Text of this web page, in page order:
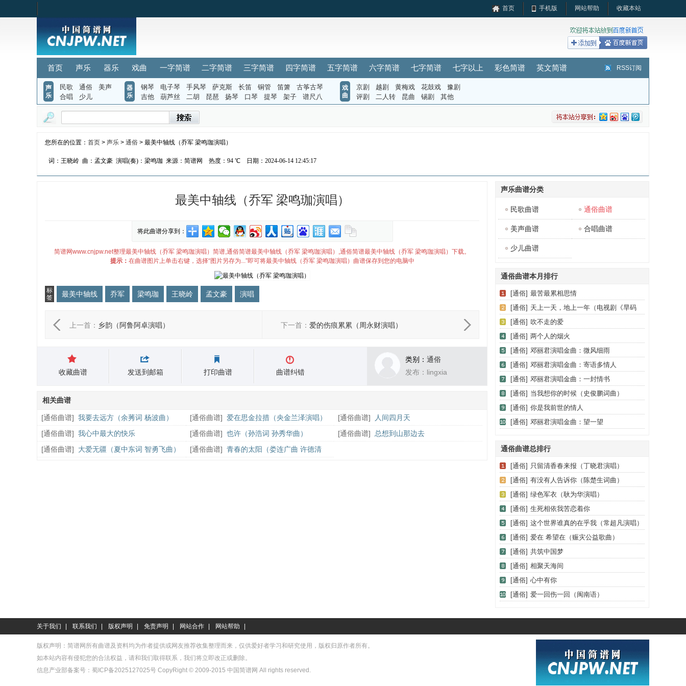
首页 手机版 网站帮助 收藏本站
首页 声乐 器乐 戏曲 一字简谱 二字简谱 三字简谱 四字简谱 五字简谱 六字简谱 七字简谱 七字以上 彩色简谱 英文简谱 RSS订阅
声
乐
民歌 通俗
美声
合唱
少儿
器
乐
钢琴 电子琴 手风琴 萨克斯 长笛 铜管 笛箫
古筝古琴
吉他
葫芦丝 二胡 琵琶 扬琴 口琴 提琴 架子 谱尺八
戏
曲
京剧 越剧 黄梅戏 花鼓戏
豫剧
评剧
二人转 昆曲 锡剧 其他
您所在的位置： 首页 > 声乐 > 通俗 > 最美中轴线（乔军 梁鸣珈演唱）
词：王晓岭 曲：孟文豪 演唱(奏)：梁鸣珈 来源：简谱网 热度： 94 ℃ 日期：2024-06-14 12:45:17
最美中轴线（乔军 梁鸣珈演唱）
将此曲谱分享到：
简谱网www.cnjpw.net整理最美中轴线（乔军 梁鸣珈演唱）简谱,通俗简谱最美中轴线（乔军 梁鸣珈演唱）,通俗简谱最美中轴线（乔军 梁鸣珈演唱）下载。
提示： 在曲谱图片上单击右键，选择“图片另存为...”即可将最美中轴线（乔军 梁鸣珈演唱）曲谱保存到您的电脑中
标
签
最美中轴线 乔军 梁鸣珈 王晓岭 孟文豪 演唱
上一首： 乡韵（阿鲁阿卓演唱） 下一首： 爱的伤痕累累（周永财演唱）
收藏曲谱 发送到邮箱 打印曲谱 曲谱纠错
类别： 通俗
发布：lingxia
相关曲谱
[通俗曲谱] 我要去远方（余莠词 杨波曲） [通俗曲谱] 爱在思金拉措（央金兰泽演唱） [通俗曲谱]
人间四月天
[通俗曲谱] 我心中最大的快乐 [通俗曲谱] 也许（孙浩词 孙秀华曲） [通俗曲谱]
总想到山那边去
[通俗曲谱] 大爱无疆（夏中东词 智勇飞曲） [通俗曲谱] 青春的太阳（娄连广曲 许德清
声乐曲谱分类
民歌曲谱 通俗曲谱
美声曲谱 合唱曲谱
少儿曲谱
通俗曲谱本月排行
[通俗] 最苦最累相思情
[通俗] 天上一天，地上一年（电视剧《旱码
头》主题歌）
[通俗] 吹不走的爱
[通俗] 两个人的烟火
[通俗] 邓丽君演唱金曲：微风细雨
[通俗] 邓丽君演唱金曲：寄语多情人
[通俗] 邓丽君演唱金曲：一封情书
[通俗] 当我想你的时候（史俊鹏词曲）
[通俗] 你是我前世的情人
[通俗] 邓丽君演唱金曲：望一望
通俗曲谱总排行
[通俗] 只留清香春来报（丁晓君演唱）
[通俗] 有没有人告诉你（陈楚生词曲）
[通俗] 绿色军衣（耿为华演唱）
[通俗] 生死相依我苦恋着你
[通俗] 这个世界谁真的在乎我（常超凡演唱）
[通俗] 爱在 希望在（赈灾公益歌曲）
[通俗] 共筑中国梦
[通俗] 相聚天海间
[通俗] 心中有你
[通俗] 爱一回伤一回（闽南语）
关于我们 联系我们 版权声明 免责声明 网站合作 网站帮助
版权声明：简谱网所有曲谱及资料均为作者提供或网友推荐收集整理而来，仅供爱好者学习和研究使用，版权归原作者所有。
如本站内容有侵犯您的合法权益，请和我们取得联系，我们将立即改正或删除。
信息产业部备案号： 蜀ICP备2025127025号 CopyRight © 2009-2015 中国简谱网 All rights reserved.